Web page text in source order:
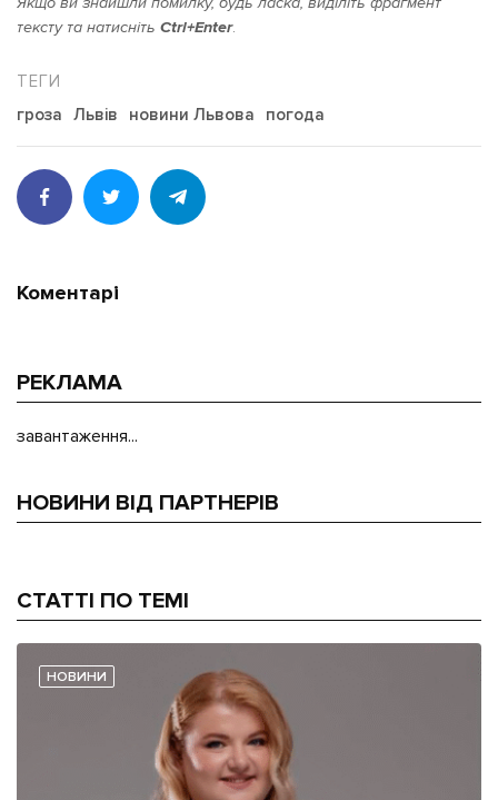
тексту та натисніть Ctrl+Enter.
гроза Львів новини Львова погода
Коментарі
РЕКЛАМА
завантаження...
НОВИНИ ВІД ПАРТНЕРІВ
СТАТТІ ПО ТЕМІ
НОВИНИ